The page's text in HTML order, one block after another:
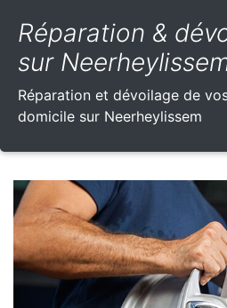
Réparation &
sur
Réparation et dévoilage de
domicile sur Neerheylissem